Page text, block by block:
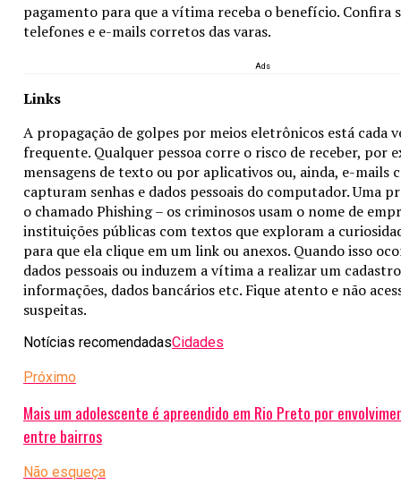
pagamento para que a vítima receba o benefício. Confira
telefones e e-mails corretos das varas.
Ads
Links
A propagação de golpes por meios eletrônicos está cada
frequente. Qualquer pessoa corre o risco de receber, por
mensagens de texto ou por aplicativos ou, ainda, e-mails
capturam senhas e dados pessoais do computador. Uma
o chamado Phishing – os criminosos usam o nome de
instituições públicas com textos que exploram a
para que ela clique em um link ou anexos. Quando isso
dados pessoais ou induzem a vítima a realizar um
informações, dados bancários etc. Fique atento e não
suspeitas.
Notícias recomendadasCidades
Próximo
Mais um adolescente é apreendido em Rio Preto por
entre bairros
Não esqueça